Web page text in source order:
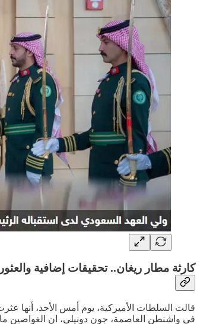
كارثة مطار ريغان.. تحقيقات إضافية والعثور